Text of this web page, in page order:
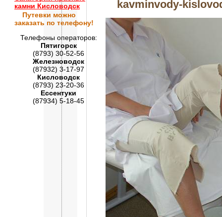
камни Кисловодск
Путевки можно
заказать по телефону!
Телефоны операторов:
Пятигорск
(8793) 30-52-56
Железноводск
(87932) 3-17-97
Кисловодск
(8793) 23-20-36
Ессентуки
(87934) 5-18-45
kavminvody-